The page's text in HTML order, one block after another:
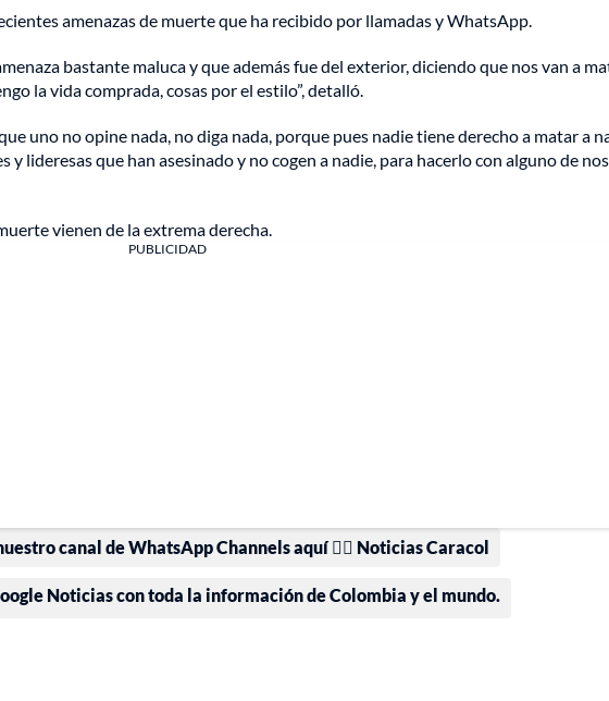
amenazas de muerte que ha recibido por llamadas y WhatsApp.
bastante maluca y que además fue del exterior, diciendo que nos van a
la vida comprada, cosas por el estilo”, detalló.
uno no opine nada, no diga nada, porque pues nadie tiene derecho a matar a
lideresas que han asesinado y no cogen a nadie, para hacerlo con alguno de
vienen de la extrema derecha.
PUBLICIDAD
canal de WhatsApp Channels aquí 👉🏻 Noticias Caracol
Noticias con toda la información de Colombia y el mundo.